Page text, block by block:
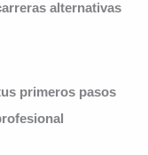
alternativas
primeros pasos